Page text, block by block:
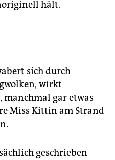
hält.
sich durch
wirkt
gar etwas
Miss Kittin am Strand
geschrieben